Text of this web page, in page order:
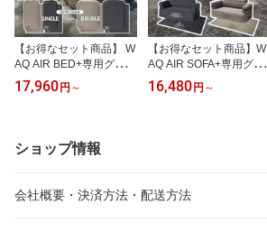
【お得なセット商品】 W
AQ AIR BED+専用グラン
ドシートセット シングル
ダブル エアーベッド 電
ドア キャンプ 来客用 寝
具【送料無料/1年保証】
17,960 円 ～
【お得なセット商品】W
AQ AIR SOFA+専用グラ
ンドシートセット シング
ル ダブル 電動ポンプ内
3人 【送料無料/1年保
証】
16,480 円 ～
ショップ情報
会社概要・決済方法・配送方法